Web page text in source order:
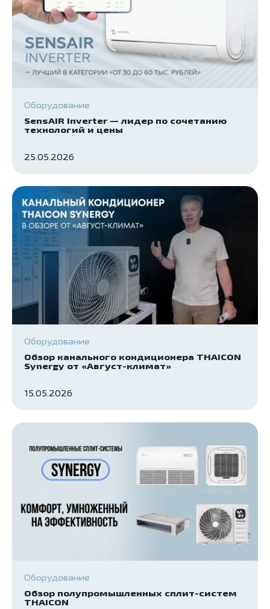
Оборудование
SensAIR Inverter — лидер по сочетанию
технологий и цены
25.05.2026
Оборудование
Обзор канального кондиционера THAICON
Synergy от «Август-климат»
15.05.2026
Оборудование
Обзор полупромышленных сплит-систем
THAICON